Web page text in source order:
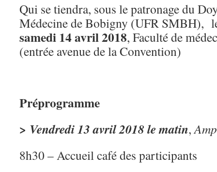
Qui se tiendra, sous le patronage du
Médecine de Bobigny (UFR SMBH),
samedi 14 avril 2018, Faculté de
(entrée avenue de la Convention)
Préprogramme
> Vendredi 13 avril 2018 le matin,
8h30 – Accueil café des participants